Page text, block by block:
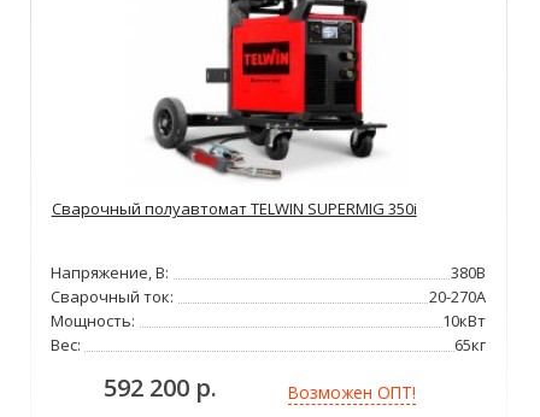
Сварочный полуавтомат TELWIN SUPERMIG 350i
Напряжение, В:
380В
Сварочный ток:
20-270А
Мощность:
10кВт
Вес:
65кг
592 200 р. Возможен ОПТ!